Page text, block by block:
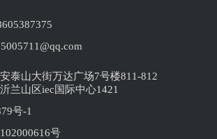
泰山大街万达广场7号楼811-812
兰山区iec国际中心1421
号-1
号